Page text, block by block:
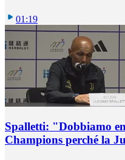
01:19
Spalletti: "Dobbiamo
Champions perché la